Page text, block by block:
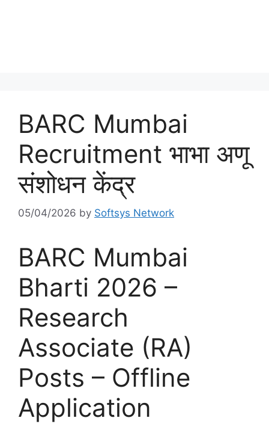
BARC Mumbai
Recruitment भाभा अणू
संशोधन केंद्र
05/04/2026 by Softsys Network
BARC Mumbai
Bharti 2026 –
Research
Associate (RA)
Posts – Offline
Application